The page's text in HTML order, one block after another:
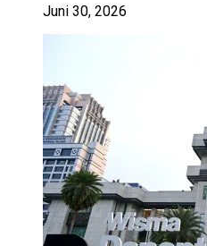
Juni 30, 2026